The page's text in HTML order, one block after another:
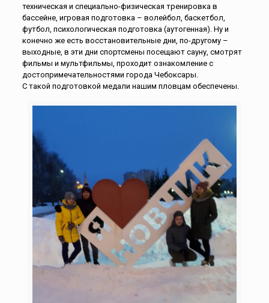
техническая и специально-физическая тренировка в
бассейне, игровая подготовка – волейбол, баскетбол,
футбол, психологическая подготовка (аутогенная). Ну и
конечно же есть восстановительные дни, по-другому –
выходные, в эти дни спортсмены посещают сауну, смотрят
фильмы и мультфильмы, проходит ознакомление с
достопримечательностями города Чебоксары.
С такой подготовкой медали нашим пловцам обеспечены.